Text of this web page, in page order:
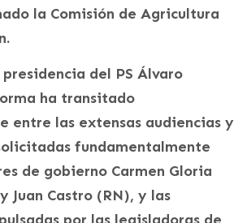
la Comisión de Agricultura
del PS Álvaro
ha transitado
entre las extensas audiencias y
fundamentalmente
de gobierno Carmen Gloria
Juan Castro (RN), y las